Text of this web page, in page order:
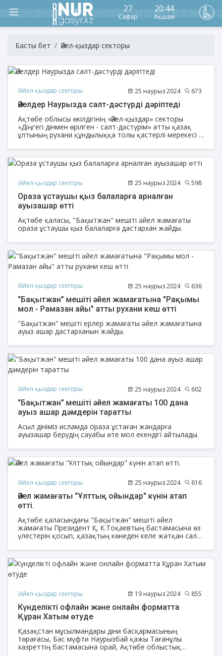
27
Сафар
20:44
Ақшам
Басты бет Әйел-қыздар секторы
Әйел-қыздар секторы 25 наурыз 2024 673
Әйелдер Наурызда салт-дәстүрді дәріптеді
Ақтөбе облысы өкілдігінің «Әйел-қыздар» секторы
«Діңгегі дінмен өрілген - салт-дәстүрім» атты қазақ
ұлтының рухани құндылыққа толы қастерлі мерекесі -
Әйел-қыздар секторы 25 наурыз 2024 598
Ораза ұстаушы қыз балаларға арналған
ауызашар өтті
Ақтөбе қаласы, "Бақытжан" мешіті әйел жамағаты
ораза ұстаушы қыз балаларға дастархан жайды.
Әйел-қыздар секторы 25 наурыз 2024 636
"Бақытжан" мешіті әйел жамағатына "Рақымы
мол - Рамазан айы" атты рухани кеш өтті
"Бақытжан" мешіті ерлер жамағаты әйел жамағатына
ауыз ашар дастарханын жайды.
Әйел-қыздар секторы 25 наурыз 2024 602
"Бақытжан" мешіті әйел жамағаты 100 дана
ауыз ашар дәмдерін таратты
Асыл дініміз исламда ораза ұстаған жандарға
ауызашар берудің сауабы өте мол екендігі айтылады.
Әйел-қыздар секторы 25 наурыз 2024 616
Әйел жамағаты "Ұлттық ойындар" күнін атап
өтті.
Ақтөбе қаласындағы "Бақытжан" мешіті әйел
жамағаты Президент Қ. К.Тоқаевтың бастамасына өз
үлестерін қосып, қазақтың көнеден келе жатқан салт-
Әйел-қыздар секторы 19 наурыз 2024 855
Күнделікті офлайн және онлайн форматта
Құран Хатым өтуде
Қазақстан мұсылмандары діни басқармасының
төрағасы, Бас мүфти Наурызбай қажы Тағанұлы
хазреттің бастамасына орай, Ақтөбе облыстық